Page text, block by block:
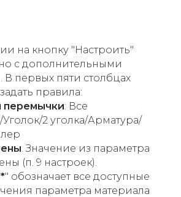
на кнопку "Настроить"
с дополнительными
В первых пяти столбцах
правила:
перемычки: Все
2 уголка/Арматура/
. Значение из параметра
(п. 9 настроек).
*" обозначает все доступные
параметра материала